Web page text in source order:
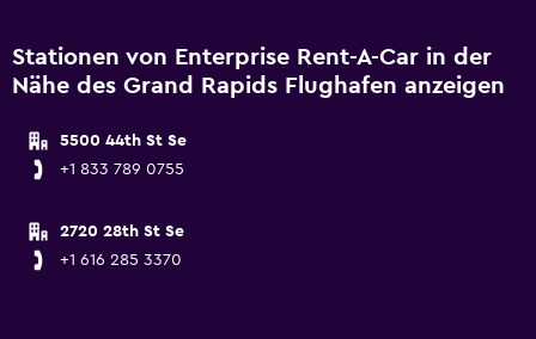
Stationen von Enterprise Rent-A-Car in der
Nähe des Grand Rapids Flughafen anzeigen
5500 44th St Se
+1 833 789 0755
2720 28th St Se
+1 616 285 3370